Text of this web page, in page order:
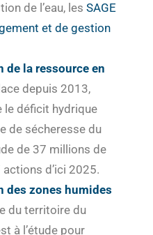
de l’eau, les SAGE
et de gestion
de la ressource en
depuis 2013,
le déficit hydrique
de sécheresse du
de 37 millions de
actions d’ici 2025.
des zones humides
du territoire du
à l’étude pour